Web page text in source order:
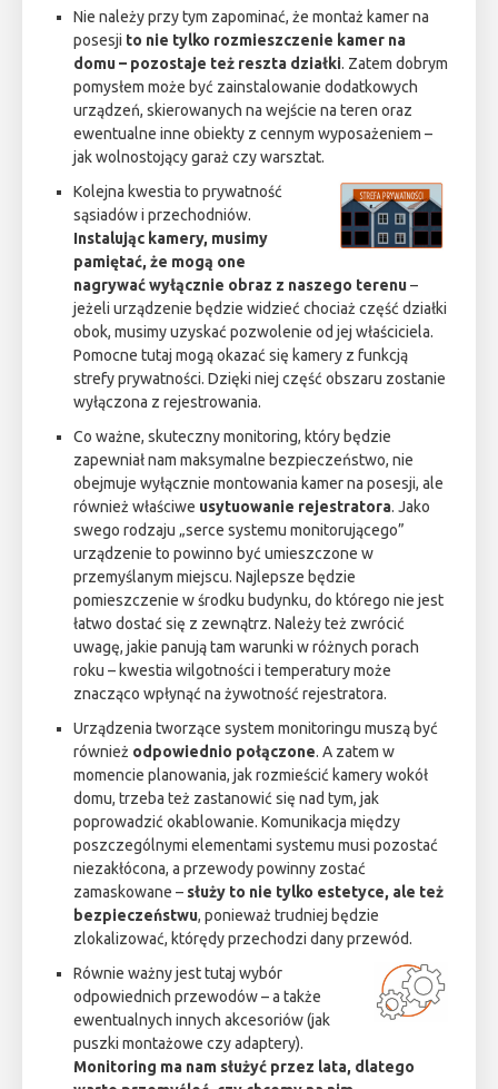
Nie należy przy tym zapominać, że montaż kamer na
posesji to nie tylko rozmieszczenie kamer na
domu – pozostaje też reszta działki. Zatem dobrym
pomysłem może być zainstalowanie dodatkowych
urządzeń, skierowanych na wejście na teren oraz
ewentualne inne obiekty z cennym wyposażeniem –
jak wolnostojący garaż czy warsztat.
Kolejna kwestia to prywatność
sąsiadów i przechodniów.
Instalując kamery, musimy
pamiętać, że mogą one
nagrywać wyłącznie obraz z naszego terenu–
jeżeli urządzenie będzie widzieć chociaż część działki
obok, musimy uzyskać pozwolenie od jej właściciela.
Pomocne tutaj mogą okazać się kamery z funkcją
strefy prywatności. Dzięki niej część obszaru zostanie
wyłączona z rejestrowania.
Co ważne, skuteczny monitoring, który będzie
zapewniał nam maksymalne bezpieczeństwo, nie
obejmuje wyłącznie montowania kamer na posesji, ale
również właściwe usytuowanie rejestratora. Jako
swego rodzaju „serce systemu monitorującego”
urządzenie to powinno być umieszczone w
przemyślanym miejscu. Najlepsze będzie
pomieszczenie w środku budynku, do którego nie jest
łatwo dostać się z zewnątrz. Należy też zwrócić
uwagę, jakie panują tam warunki w różnych porach
roku – kwestia wilgotności i temperatury może
znacząco wpłynąć na żywotność rejestratora.
Urządzenia tworzące system monitoringu muszą być
również odpowiednio połączone. A zatem w
momencie planowania, jak rozmieścić kamery wokół
domu, trzeba też zastanowić się nad tym, jak
poprowadzić okablowanie. Komunikacja między
poszczególnymi elementami systemu musi pozostać
niezakłócona, a przewody powinny zostać
zamaskowane – służy to nie tylko estetyce, ale też
bezpieczeństwu, ponieważ trudniej będzie
zlokalizować, którędy przechodzi dany przewód.
Równie ważny jest tutaj wybór
odpowiednich przewodów – a także
ewentualnych innych akcesoriów (jak
puszki montażowe czy adaptery).
Monitoring ma nam służyć przez lata, dlatego